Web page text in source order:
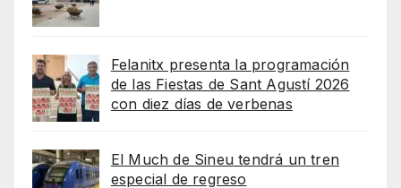
Felanitx presenta la programación
de las Fiestas de Sant Agustí 2026
con diez días de verbenas
El Much de Sineu tendrá un tren
especial de regreso